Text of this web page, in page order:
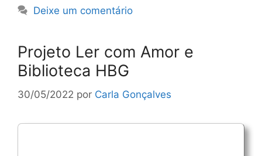
Deixe um comentário
Projeto Ler com Amor e
Biblioteca HBG
30/05/2022 por Carla Gonçalves